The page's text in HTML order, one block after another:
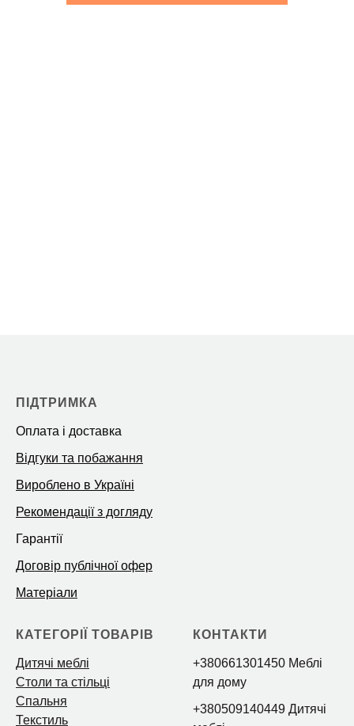
ПІДТРИМКА
Оплата і доставка
Відгуки та побажання
Вироблено в Україні
Рекомендації з догляду
Гарантії
Договір публічної офер
Матеріали
КАТЕГОРІЇ ТОВАРІВ
Дитячі меблі
Столи та стільці
Спальня
Текстиль
КОНТАКТИ
+380661301450 Меблі
для дому
+380509140449 Дитячі